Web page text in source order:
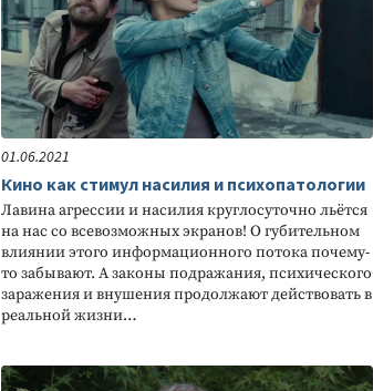
01.06.2021
Кино как стимул насилия и психопатологии
Лавина агрессии и насилия круглосуточно льётся
на нас со всевозможных экранов! О губительном
влиянии этого информационного потока почему-
то забывают. А законы подражания, психического
заражения и внушения продолжают действовать в
реальной жизни…